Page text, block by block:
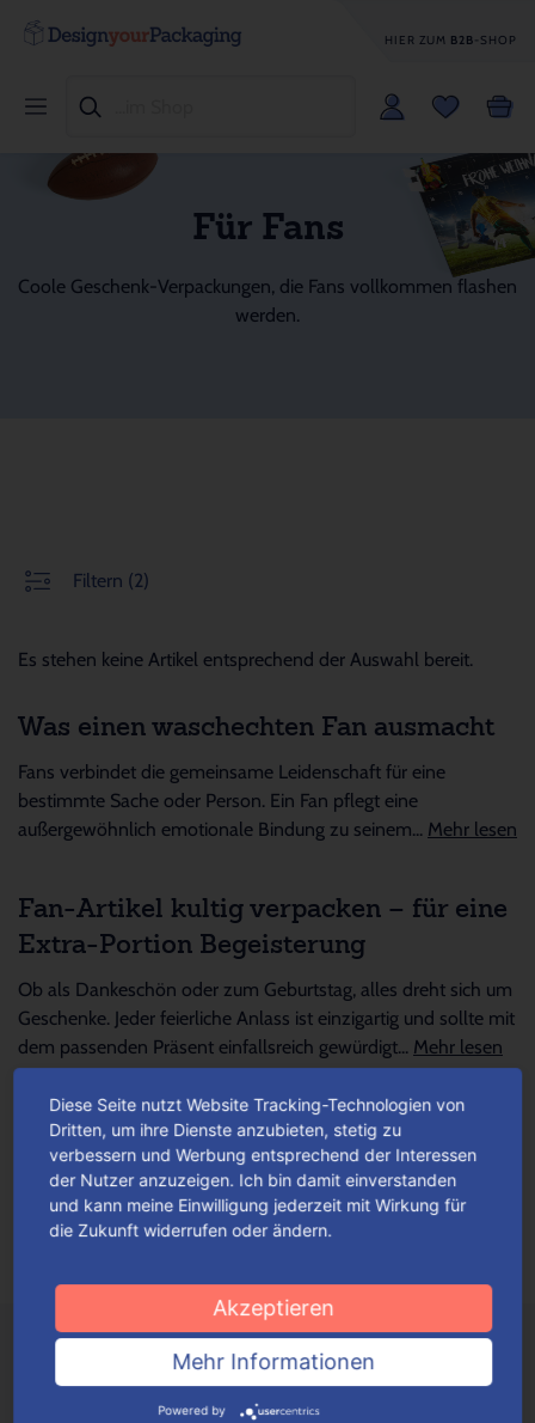
HIER ZUM B2B-SHOP
Für Fans
Coole Geschenk-Verpackungen, die Fans vollkommen flashen
werden.
Filtern (2)
Es stehen keine Artikel entsprechend der Auswahl bereit.
Was einen waschechten Fan ausmacht
Fans verbindet die gemeinsame Leidenschaft für eine
bestimmte Sache oder Person. Ein Fan pflegt eine
außergewöhnlich emotionale Bindung zu seinem... Mehr lesen
Fan-Artikel kultig verpacken – für eine
Extra-Portion Begeisterung
Ob als Dankeschön oder zum Geburtstag, alles dreht sich um
Geschenke. Jeder feierliche Anlass ist einzigartig und sollte mit
dem passenden Präsent einfallsreich gewürdigt... Mehr lesen
Fan-Highlights im Advent
Originell gestaltete Adventskalender mit thematisch
einfallsreichen Motiven werden ganz gewiss alle Fans hellauf
begeistern.Mehr lesen
Diese Seite nutzt Website Tracking-Technologien von
Dritten, um ihre Dienste anzubieten, stetig zu
verbessern und Werbung entsprechend der Interessen
der Nutzer anzuzeigen. Ich bin damit einverstanden
und kann meine Einwilligung jederzeit mit Wirkung für
die Zukunft widerrufen oder ändern.
Akzeptieren
Mehr Informationen
Powered by